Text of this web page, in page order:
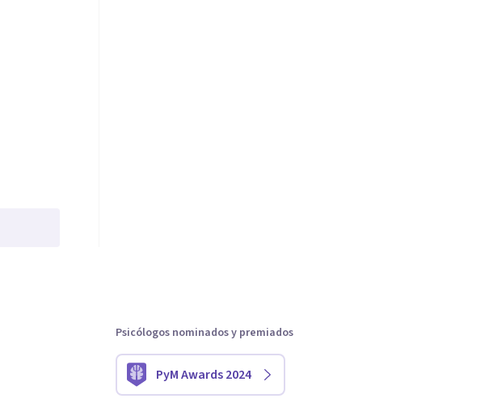
Psicólogos nominados y premiados
PyM Awards 2024